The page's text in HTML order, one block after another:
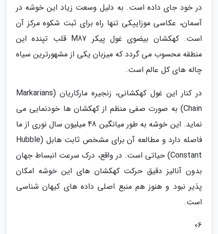
در خود جای داده است. به دلیل وسعت زیاد این خوشه در
آسمان، عکاسی موزاییکی تنها راه برای ثبت شکوه مرکز آن
است. کهکشان بیضوی غول پیکر M87 قلب تپنده این
منطقه محسوب می گردد که میزبان یکی از مشهورترین سیاه
چاله های کل عالم است.
در کنار این غول کهکشانی، زنجیره مارکاریان (Markarians
Chain) به صورت صفی منظم از کهکشان ها خودنمایی می
نماید. این خوشه به طور میانگین 48 میلیون سال نوری از ما
فاصله دارد و مطالعه آن برای مشخص ثابت هابل (Hubble
Constant) حیاتی است. در واقع، درک سرعت انبساط جهان
بدون آنالیز دقیق حرکت کهکشان های این خوشه امکان
پذیر نبود و هنوز هم منبع اصلی داده های کیهان شناسی
است.
06